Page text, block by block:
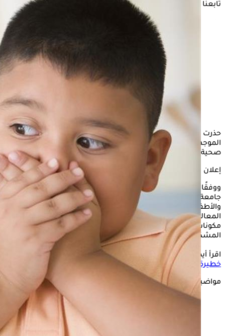
تابعنا على
حذرت دراسة بريطانية من مخاطر الأطعمة فائقة المعالجة
الموجهة للأطفال، مؤكدة أنها تمهد الطريق لتبني عادات غذائية غير
صحية تؤدي إلى السمنة وتسوس الأسنان منذ سن مبكرة.
إعلان
ووفقًا لروسيا اليوم، فقد كشفت الدراسة، التي أجراها باحثون من
جامعة ليدز، أن نحو ثلث المنتجات الغذائية المخصّصة للرضّع
والأطفال الصغار (31%) تُصنّف ضمن فئة "الأطعمة فائقة
المعالجة" (UPFs)، وهي أطعمة تُنتج بكميات كبيرة وتحتوي على
مكونات صناعية وإضافات متعددة، وقد ثبت ارتباطها بالعديد من
المشكلات الصحية المزمنة.
اقرأ أيضًا:
أسباب متعددة للسمنة عند الأطفال- متى تشير لحالة
خطيرة؟
مواضيع ذات صلة